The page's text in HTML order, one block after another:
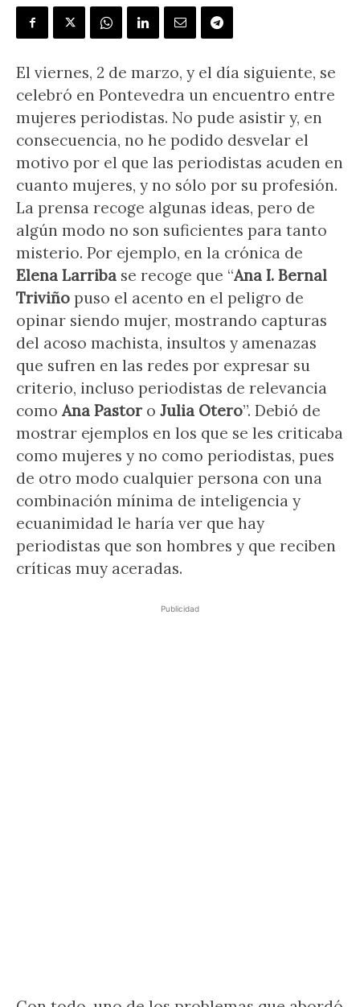
El viernes, 2 de marzo, y el día siguiente, se
celebró en Pontevedra un encuentro entre
mujeres periodistas. No pude asistir y, en
consecuencia, no he podido desvelar el
motivo por el que las periodistas acuden en
cuanto mujeres, y no sólo por su profesión.
La prensa recoge algunas ideas, pero de
algún modo no son suficientes para tanto
misterio. Por ejemplo, en la crónica de
Elena Larriba se recoge que “Ana I. Bernal
Triviño puso el acento en el peligro de
opinar siendo mujer, mostrando capturas
del acoso machista, insultos y amenazas
que sufren en las redes por expresar su
criterio, incluso periodistas de relevancia
como Ana Pastoro Julia Otero”. Debió de
mostrar ejemplos en los que se les criticaba
como mujeres y no como periodistas, pues
de otro modo cualquier persona con una
combinación mínima de inteligencia y
ecuanimidad le haría ver que hay
periodistas que son hombres y que reciben
críticas muy aceradas.
Publicidad